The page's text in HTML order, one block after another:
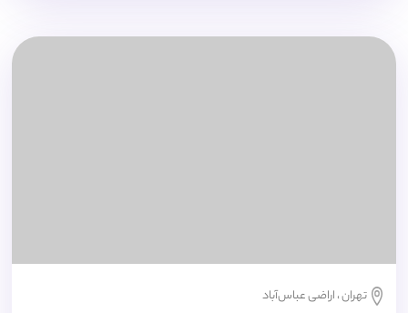
تهران ، اراضی عباس‌آباد